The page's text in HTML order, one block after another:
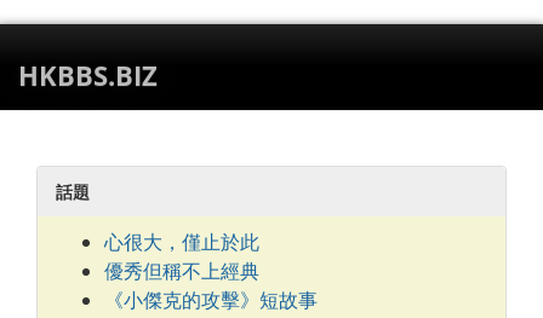
HKBBS.BIZ
話題
心很大，僅止於此
優秀但稱不上經典
《小傑克的攻擊》短故事